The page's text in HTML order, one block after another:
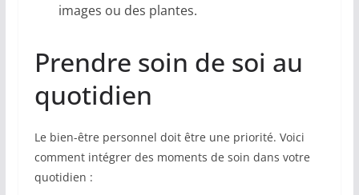
images ou des plantes.
Prendre soin de soi au
quotidien
Le bien-être personnel doit être une priorité. Voici
comment intégrer des moments de soin dans votre
quotidien :